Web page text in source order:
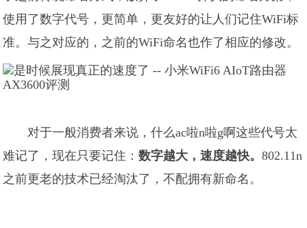
使用了数字代号，更简单，更友好的让人们记住WiFi标
准。与之对应的，之前的WiFi命名也作了相应的修改。
对于一般消费者来说，什么ac啦n啦g啊这些代号太
难记了，现在只要记住：数字越大，速度越快。802.11n
之前更老的技术已经淘汰了，不配拥有新命名。